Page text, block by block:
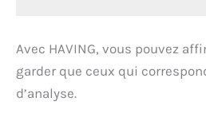
Avec HAVING, vous pouvez
garder que ceux qui
d’analyse.